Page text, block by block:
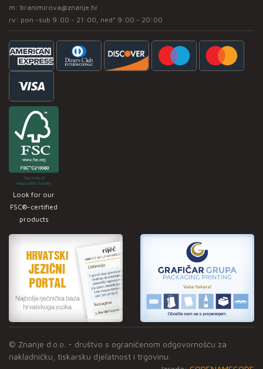
m: branimirova@znanje.hr
rv: pon -sub 9:00 - 21:00, ned* 9:00 - 20:00
Look for our
FSC®-certified
products
© Znanje d.o.o. - društvo s ograničenom odgovornošću za
nakladničku, tiskarsku djelatnost i trgovinu.